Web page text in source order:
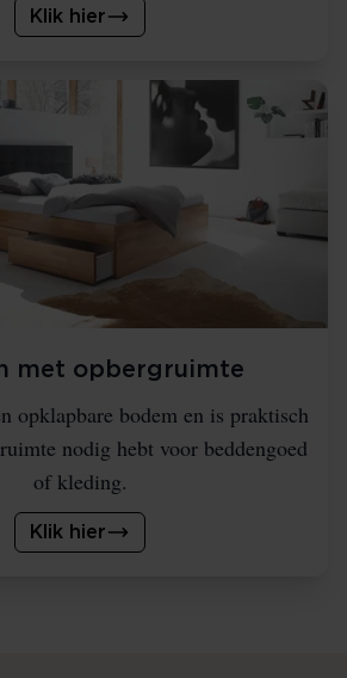
Klik hier
met opbergruimte
opklapbare bodem en is praktisch
nodig hebt voor beddengoed
of kleding.
Klik hier